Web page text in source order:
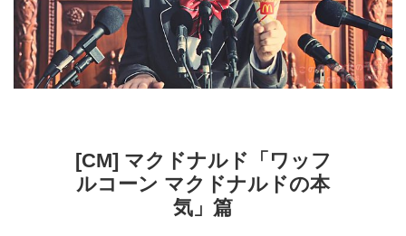
[CM] マクドナルド「ワッフ
ルコーン マクドナルドの本
気」篇